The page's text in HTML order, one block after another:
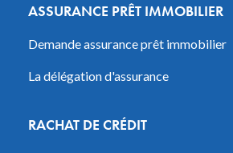
ASSURANCE PRÊT IMMOBILIER
Demande assurance prêt immobilier
La délégation d'assurance
RACHAT DE CRÉDIT